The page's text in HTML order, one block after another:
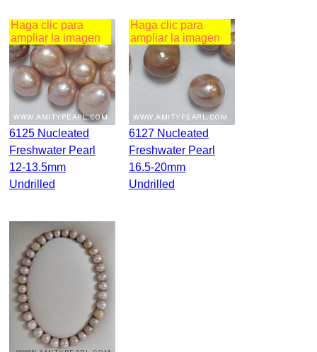
Haga clic para
ampliar la imagen
6125 Nucleated
Freshwater Pearl
12-13.5mm
Undrilled
Haga clic para
ampliar la imagen
6127 Nucleated
Freshwater Pearl
16.5-20mm
Undrilled